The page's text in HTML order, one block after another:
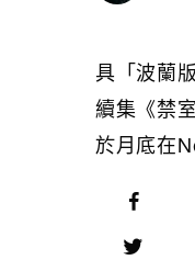
具「波蘭
續集《禁
於月底在